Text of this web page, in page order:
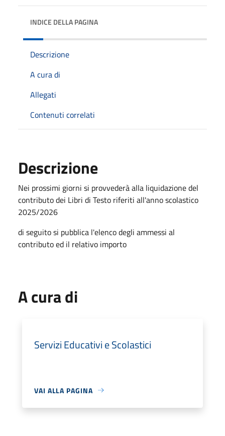
INDICE DELLA PAGINA
Descrizione
A cura di
Allegati
Contenuti correlati
Descrizione
Nei prossimi giorni si provvederà alla liquidazione del
contributo dei Libri di Testo riferiti all'anno scolastico
2025/2026
di seguito si pubblica l'elenco degli ammessi al
contributo ed il relativo importo
A cura di
Servizi Educativi e Scolastici
VAI ALLA PAGINA